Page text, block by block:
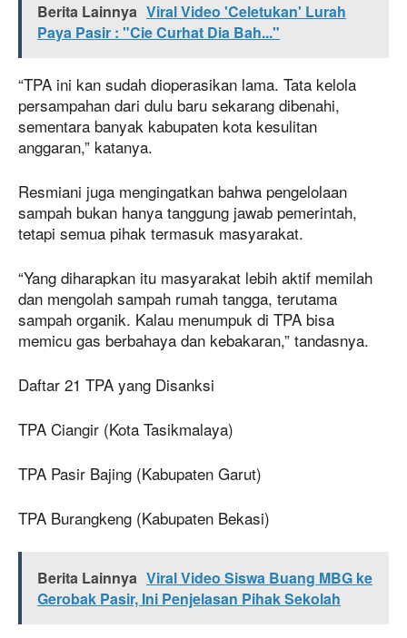
Berita Lainnya Viral Video 'Celetukan' Lurah
Paya Pasir : "Cie Curhat Dia Bah..."
“TPA ini kan sudah dioperasikan lama. Tata kelola
persampahan dari dulu baru sekarang dibenahi,
sementara banyak kabupaten kota kesulitan
anggaran,” katanya.
Resmiani juga mengingatkan bahwa pengelolaan
sampah bukan hanya tanggung jawab pemerintah,
tetapi semua pihak termasuk masyarakat.
“Yang diharapkan itu masyarakat lebih aktif memilah
dan mengolah sampah rumah tangga, terutama
sampah organik. Kalau menumpuk di TPA bisa
memicu gas berbahaya dan kebakaran,” tandasnya.
Daftar 21 TPA yang Disanksi
TPA Ciangir (Kota Tasikmalaya)
TPA Pasir Bajing (Kabupaten Garut)
TPA Burangkeng (Kabupaten Bekasi)
Berita Lainnya Viral Video Siswa Buang MBG ke
Gerobak Pasir, Ini Penjelasan Pihak Sekolah